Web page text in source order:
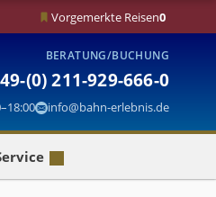
Vorgemerkte Reisen0
BERATUNG/BUCHUNG
(0) 211-929-666-0
info@bahn-erlebnis.de